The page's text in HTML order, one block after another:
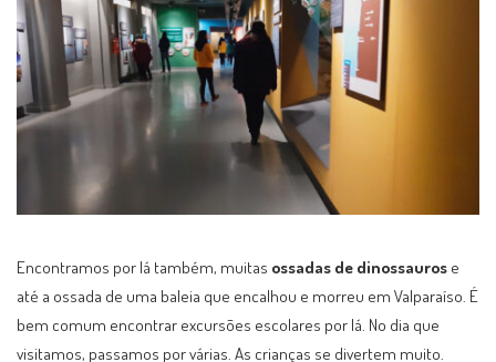
Encontramos por lá também, muitas ossadas de dinossauros e
até a ossada de uma baleia que encalhou e morreu em Valparaíso. É
bem comum encontrar excursões escolares por lá. No dia que
visitamos, passamos por várias. As crianças se divertem muito.